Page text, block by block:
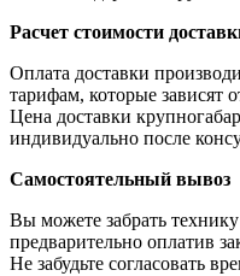
Расчет стоимости
Оплата доставки
тарифам, которые зависят
Цена доставки
индивидуально после
Самостоятельный вывоз
Вы можете забрать
предварительно оплатив
Не забудьте согласовать